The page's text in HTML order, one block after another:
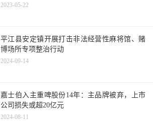
2023-05-22
平江县安定镇开展打击非法经营性麻将馆、赌
博场所专项整治行动
2024-09-14
嘉士伯入主重啤股份14年：主品牌被弃，上市
公司损失或超20亿元
2024-08-11